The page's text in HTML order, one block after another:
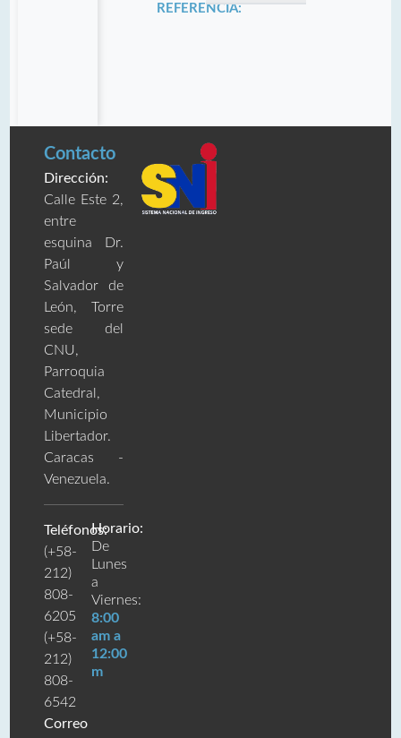
REFERENCIA:
Contacto
Dirección:
Calle Este 2,
entre
esquina Dr.
Paúl y
Salvador de
León, Torre
sede del
CNU,
Parroquia
Catedral,
Municipio
Libertador.
Caracas -
Venezuela.
Teléfonos:
(+58-
212)
808-
6205
(+58-
212)
808-
6542
Correo
Horario:
De
Lunes
a
Viernes:
8:00
am a
12:00
m